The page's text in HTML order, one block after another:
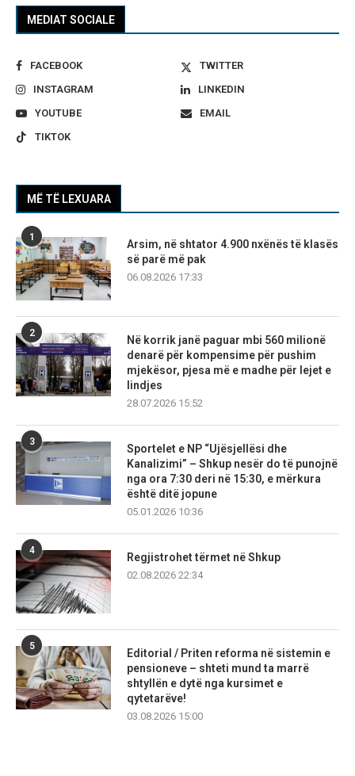
MEDIAT SOCIALE
FACEBOOK
TWITTER
INSTAGRAM
LINKEDIN
YOUTUBE
EMAIL
TIKTOK
MË TË LEXUARA
1
Arsim, në shtator 4.900 nxënës të klasës
së parë më pak
06.08.2026 17:33
2
Në korrik janë paguar mbi 560 milionë
denarë për kompensime për pushim
mjekësor, pjesa më e madhe për lejet e
lindjes
28.07.2026 15:52
3
Sportelet e NP “Ujësjellësi dhe
Kanalizimi” – Shkup nesër do të punojnë
nga ora 7:30 deri në 15:30, e mërkura
është ditë jopune
05.01.2026 10:36
4
Regjistrohet tërmet në Shkup
02.08.2026 22:34
5
Editorial / Priten reforma në sistemin e
pensioneve – shteti mund ta marrë
shtyllën e dytë nga kursimet e
qytetarëve!
03.08.2026 15:00